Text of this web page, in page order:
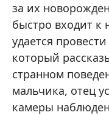
за их
быстро входит к
удается
который
странном
мальчика, отец
камеры